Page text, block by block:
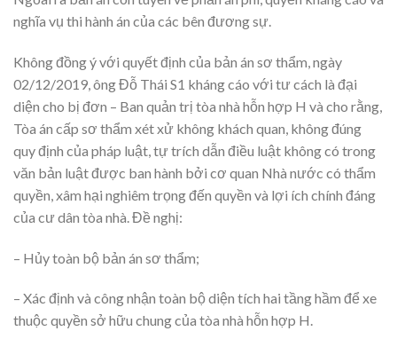
nghĩa vụ thi hành án của các bên đương sự.
Không đồng ý với quyết định của bản án sơ thẩm, ngày
02/12/2019, ông Đỗ Thái S1 kháng cáo với tư cách là đại
diện cho bị đơn – Ban quản trị tòa nhà hỗn hợp H và cho rằng,
Tòa án cấp sơ thẩm xét xử không khách quan, không đúng
quy định của pháp luật, tự trích dẫn điều luật không có trong
văn bản luật được ban hành bởi cơ quan Nhà nước có thẩm
quyền, xâm hại nghiêm trọng đến quyền và lợi ích chính đáng
của cư dân tòa nhà. Đề nghị:
– Hủy toàn bộ bản án sơ thẩm;
– Xác định và công nhận toàn bộ diện tích hai tầng hầm để xe
thuộc quyền sở hữu chung của tòa nhà hỗn hợp H.